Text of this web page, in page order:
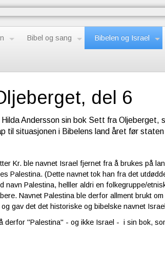
Bibel og sang Bibelen og Israel
del 6
Andersson sin bok Sett fra
til situasjonen i Bibelens land året før
Kr. ble navnet Israel fjernet fra å brukes på
Palestina. (Dette navnet tok han fra det
navn Palestina, helller aldri en folkegruppe/
Navnet Palestina ble derfor allment brukt
gav det det historiske og bibelske navnet
derfor "Palestina" - og ikke Israel - i sin bok,